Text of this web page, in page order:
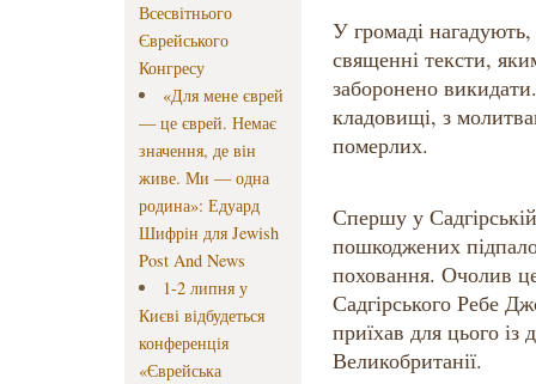
Всесвітнього
Єврейського
Конгресу
«Для мене єврей
— це єврей. Немає
значення, де він
живе. Ми — одна
родина»: Едуард
Шифрін для Jewish
Post And News
1-2 липня у
Києві відбудеться
конференція
«Єврейська
У громаді
священні тексти,
заборонено
кладовищі, з
померлих.
Спершу у
пошкоджених
поховання. Очолив
Садгірського Ребе
приїхав для цього
Великобританії.